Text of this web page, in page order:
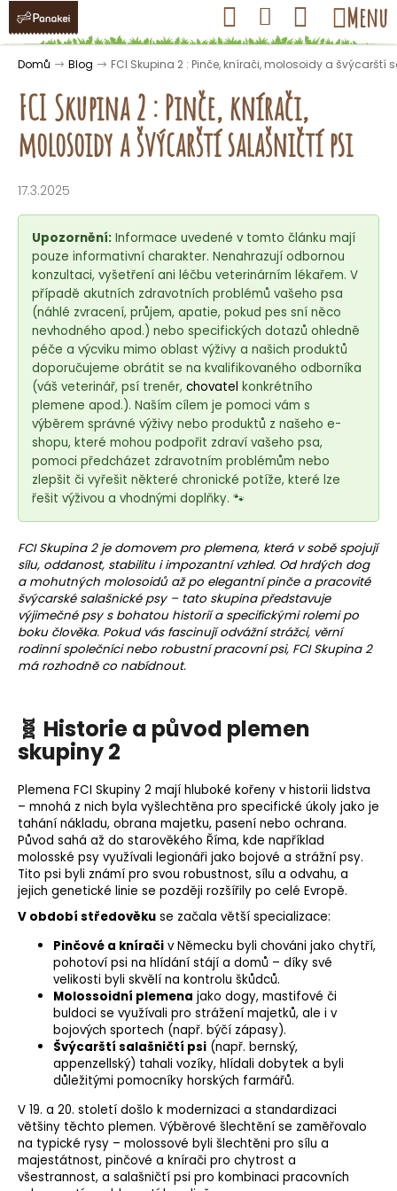
Přejít
obsah
Hledat Přihlášení
Nákupní
košík
Menu
Domů Blog FCI Skupina 2 : Pinče, knírači, molosoidy a švýcarští
FCI Skupina 2 : Pinče, knírači,
molosoidy a švýcarští salašničtí psi
17.3.2025
Upozornění: Informace uvedené v tomto článku mají
pouze informativní charakter. Nenahrazují odbornou
konzultaci, vyšetření ani léčbu veterinárním lékařem. V
případě akutních zdravotních problémů vašeho psa
(náhlé zvracení, průjem, apatie, pokud pes sní něco
nevhodného apod.) nebo specifických dotazů ohledně
péče a výcviku mimo oblast výživy a našich produktů
doporučujeme obrátit se na kvalifikovaného odborníka
(váš veterinář, psí trenér, chovatel konkrétního
plemene apod.). Naším cílem je pomoci vám s
výběrem správné výživy nebo produktů z našeho e-
shopu, které mohou podpořit zdraví vašeho psa,
pomoci předcházet zdravotním problémům nebo
zlepšit či vyřešit některé chronické potíže, které lze
řešit výživou a vhodnými doplňky. 🐾
FCI Skupina2 je domovem pro plemena, která v sobě spojují
sílu, oddanost, stabilitu i impozantní vzhled. Od hrdých dog
a mohutných molosoidů až po elegantní pinče a pracovité
švýcarské salašnické psy – tato skupina představuje
výjimečné psy s bohatou historií a specifickými rolemi po
boku člověka. Pokud vás fascinují odvážní strážci, věrní
rodinní společníci nebo robustní pracovní psi, FCI Skupina 2
má rozhodně co nabídnout.
🧬 Historie a původ plemen
skupiny 2
Plemena FCI Skupiny 2 mají hluboké kořeny v historii lidstva
– mnohá z nich byla vyšlechtěna pro specifické úkoly jako je
tahání nákladu, obrana majetku, pasení nebo ochrana.
Původ sahá až do starověkého Říma, kde například
molosské psy využívali legionáři jako bojové a strážní psy.
Tito psi byli známí pro svou robustnost, sílu a odvahu, a
jejich genetické linie se později rozšířily po celé Evropě.
V období středověku se začala větší specializace:
Pinčové a knírači v Německu byli chováni jako chytří,
pohotoví psi na hlídání stájí a domů – díky své
velikosti byli skvělí na kontrolu škůdců.
Molossoidní plemena jako dogy, mastifové či
buldoci se využívali pro strážení majetků, ale i v
bojových sportech (např. býčí zápasy).
Švýcarští salašničtí psi (např. bernský,
appenzellský) tahali vozíky, hlídali dobytek a byli
důležitými pomocníky horských farmářů.
V 19. a 20. století došlo k modernizaci a standardizaci
většiny těchto plemen. Výběrové šlechtění se zaměřovalo
na typické rysy – molossové byli šlechtěni pro sílu a
majestátnost, pinčové a knírači pro chytrost a
všestrannost, a salašničtí psi pro kombinaci pracovních
K
o Zpět
Zpět
o
p
a
j
í
t
?
HLEDAT
D
p
o
r
u
č
u
j
e